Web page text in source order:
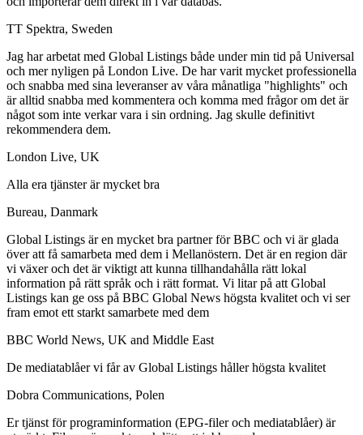
TT Spektra, Sweden
Jag har arbetat med Global Listings både under min tid på Universal
och mer nyligen på London Live. De har varit mycket professionella
och snabba med sina leveranser av våra månatliga "highlights" och
är alltid snabba med kommentera och komma med frågor om det är
något som inte verkar vara i sin ordning. Jag skulle definitivt
rekommendera dem.
London Live, UK
Alla era tjänster är mycket bra
Bureau, Danmark
Global Listings är en mycket bra partner för BBC och vi är glada
över att få samarbeta med dem i Mellanöstern. Det är en region där
vi växer och det är viktigt att kunna tillhandahålla rätt lokal
information på rätt språk och i rätt format. Vi litar på att Global
Listings kan ge oss på BBC Global News högsta kvalitet och vi ser
fram emot ett starkt samarbete med dem
BBC World News, UK and Middle East
De mediatablåer vi får av Global Listings håller högsta kvalitet
Dobra Communications, Polen
Er tjänst för programinformation (EPG-filer och mediatablåer) är